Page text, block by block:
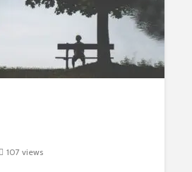
107 views